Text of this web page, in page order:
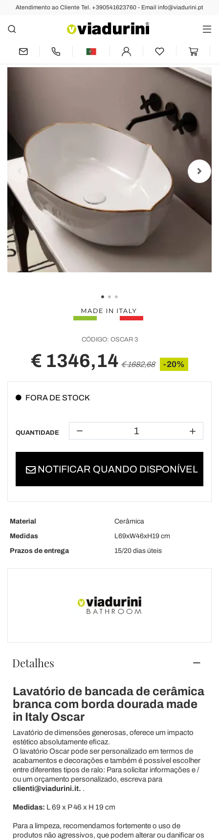
Atendimento ao Cliente Tel. +390541623760 - Email info@viadurini.pt
Anterior Próximo
Bacia de cerâmica branca Oscar com
borda dourada, fabricada na Itália
CÓDIGO: OSCAR 3
€ 1346,14 € 1682,68 -20%
FORA DE STOCK
QUANTIDADE
NOTIFICAR QUANDO DISPONÍVEL
Material
Cerâmica
Medidas
L69xW46xH19 cm
Prazos de entrega
15/20 dias úteis
Detalhes
Lavatório de bancada de cerâmica
branca com borda dourada made
in Italy Oscar
Lavatório de dimensões generosas, oferece um impacto
estético absolutamente eficaz.
O lavatório Oscar pode ser personalizado em termos de
acabamentos e decorações e também é possível escolher
entre diferentes tipos de ralo: Para solicitar informações e /
ou um orçamento personalizado, escreva para
clienti@viadurini.it. .
Medidas: L 69 x P 46 x H 19 cm
Para a limpeza, recomendamos fortemente o uso de
produtos não agressivos, que podem alterar ou danificar os